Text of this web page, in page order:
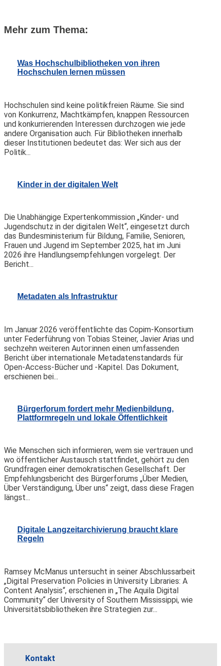
Mehr zum Thema:
Was Hochschulbibliotheken von ihren
Hochschulen lernen müssen
Hochschulen sind keine politikfreien Räume. Sie sind
von Konkurrenz, Machtkämpfen, knappen Ressourcen
und konkurrierenden Interessen durchzogen wie jede
andere Organisation auch. Für Bibliotheken innerhalb
dieser Institutionen bedeutet das: Wer sich aus der
Politik...
Kinder in der digitalen Welt
Die Unabhängige Expertenkommission „Kinder- und
Jugendschutz in der digitalen Welt“, eingesetzt durch
das Bundesministerium für Bildung, Familie, Senioren,
Frauen und Jugend im September 2025, hat im Juni
2026 ihre Handlungsempfehlungen vorgelegt. Der
Bericht...
Metadaten als Infrastruktur
Im Januar 2026 veröffentlichte das Copim-Konsortium
unter Federführung von Tobias Steiner, Javier Arias und
sechzehn weiteren Autor:innen einen umfassenden
Bericht über internationale Metadatenstandards für
Open-Access-Bücher und -Kapitel. Das Dokument,
erschienen bei...
Bürgerforum fordert mehr Medienbildung,
Plattformregeln und lokale Öffentlichkeit
Wie Menschen sich informieren, wem sie vertrauen und
wo öffentlicher Austausch stattfindet, gehört zu den
Grundfragen einer demokratischen Gesellschaft. Der
Empfehlungsbericht des Bürgerforums „Über Medien,
Über Verständigung, Über uns“ zeigt, dass diese Fragen
längst...
Digitale Langzeitarchivierung braucht klare
Regeln
Ramsey McManus untersucht in seiner Abschlussarbeit
„Digital Preservation Policies in University Libraries: A
Content Analysis“, erschienen in „The Aquila Digital
Community“ der University of Southern Mississippi, wie
Universitätsbibliotheken ihre Strategien zur...
Kontakt